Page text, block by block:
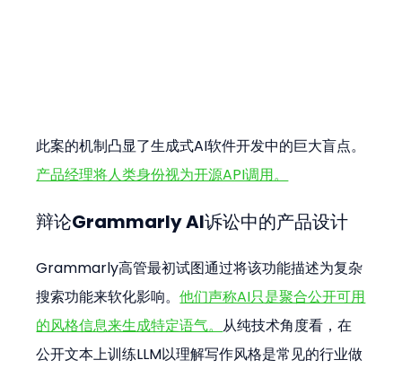
此案的机制凸显了生成式AI软件开发中的巨大盲点。
产品经理将人类身份视为开源API调用。
辩论Grammarly AI诉讼中的产品设计
Grammarly高管最初试图通过将该功能描述为复杂
搜索功能来软化影响。他们声称AI只是聚合公开可用
的风格信息来生成特定语气。从纯技术角度看，在
公开文本上训练LLM以理解写作风格是常见的行业做